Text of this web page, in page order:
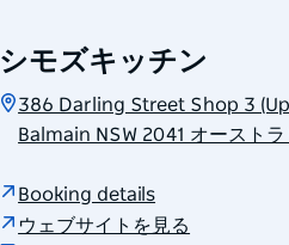
シモズキッチン
386 Darling Street Shop 3
Balmain NSW 2041 オーストラ
Booking details
ウェブサイトを見る